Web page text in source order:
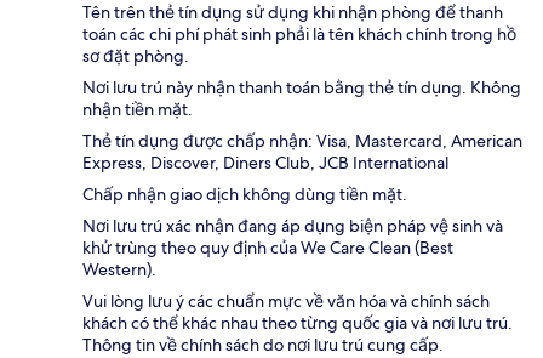
Tên trên thẻ tín dụng sử dụng khi nhận phòng để thanh
toán các chi phí phát sinh phải là tên khách chính trong hồ
sơ đặt phòng.
Nơi lưu trú này nhận thanh toán bằng thẻ tín dụng. Không
nhận tiền mặt.
Thẻ tín dụng được chấp nhận: Visa, Mastercard, American
Express, Discover, Diners Club, JCB International
Chấp nhận giao dịch không dùng tiền mặt.
Nơi lưu trú xác nhận đang áp dụng biện pháp vệ sinh và
khử trùng theo quy định của We Care Clean (Best
Western).
Vui lòng lưu ý các chuẩn mực về văn hóa và chính sách
khách có thể khác nhau theo từng quốc gia và nơi lưu trú.
Thông tin về chính sách do nơi lưu trú cung cấp.